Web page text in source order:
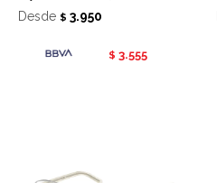
Desde $ 3.950
$ 3.555